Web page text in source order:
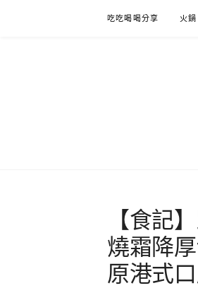
吃吃喝喝分享 火鍋
【食記
燒霜降
原港式